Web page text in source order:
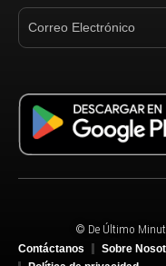
© De Último
Contáctanos
Sobre